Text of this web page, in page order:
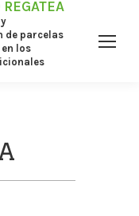
REGATEA
de parcelas
los